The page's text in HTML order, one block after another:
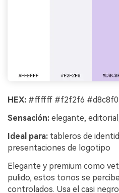
HEX: #ffffff #f2f2f6 #d8c8f0
Sensación: elegante,
Ideal para: tableros de
presentaciones de logotipo
Elegante y premium como
pulido, estos tonos se
controlados. Usa el casi